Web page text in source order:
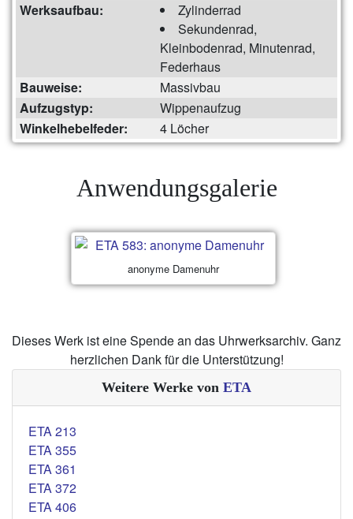
Werksaufbau:
Zylinderrad
Sekundenrad,
Kleinbodenrad, Minutenrad,
Federhaus
Bauweise:
Massivbau
Aufzugstyp:
Wippenaufzug
Winkelhebelfeder:
4 Löcher
Anwendungsgalerie
anonyme Damenuhr
Dieses Werk ist eine Spende an das Uhrwerksarchiv. Ganz
herzlichen Dank für die Unterstützung!
Weitere Werke von ETA
ETA 213
ETA 355
ETA 361
ETA 372
ETA 406